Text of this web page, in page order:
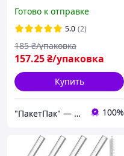
коктейлей широкие,
трубочки для сока
Готово к отправке
5.0 (2)
157.25₴/упаковка
185 ₴/упаковка
Купить
"ПакетПак" — упаковка, которая работает на ваш бренд! 100%